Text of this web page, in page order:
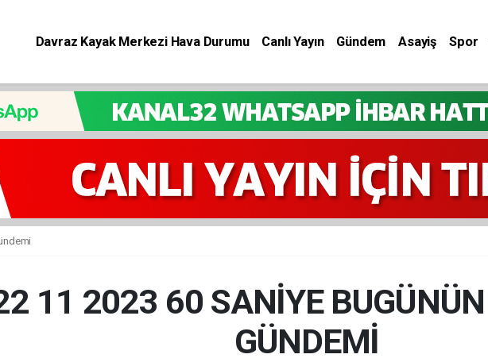
Davraz Kayak Merkezi Hava Durumu Canlı Yayın Gündem Asayiş Spor
11 2023 60 SANİYE
GÜNDEMİ